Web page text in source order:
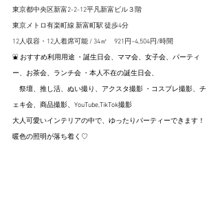
東京都中央区新富2-2-12平凡新富ビル３階
東京メトロ有楽町線 新富町駅 徒歩4分
12人収容・12人着席可能 / 34㎡ 921円~4,504円/時間
⛲️ おすすめ利用用途 ・誕生日会、ママ会、女子会、パーティ
ー、お茶会、ランチ会 ・本人不在の誕生日会、
祭壇、推し活、ぬい撮り、アクスタ撮影 ・コスプレ撮影、チ
ェキ会、商品撮影、YouTube,TikTok撮影
大人可愛いインテリアの中で、ゆったりパーティーできます！
暖色の照明が落ち着く♡